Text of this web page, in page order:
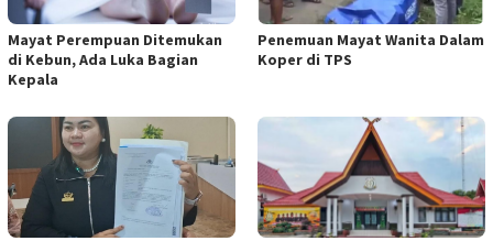
Mayat Perempuan Ditemukan
di Kebun, Ada Luka Bagian
Kepala
Penemuan Mayat Wanita Dalam
Koper di TPS